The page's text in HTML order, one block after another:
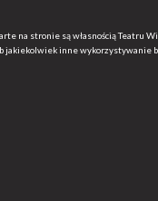
na stronie są własnością Teatru
jakiekolwiek inne wykorzystywanie